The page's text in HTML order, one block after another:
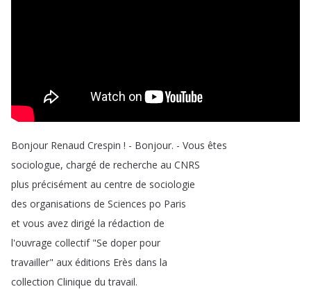
Bonjour Renaud Crespin ! - Bonjour. - Vous êtes
sociologue, chargé de recherche au CNRS
plus précisément au centre de sociologie
des organisations de Sciences po Paris
et vous avez dirigé la rédaction de
l'ouvrage collectif"Se doper pour
travailler" aux éditions Erès dans la
collection Clinique du travail.